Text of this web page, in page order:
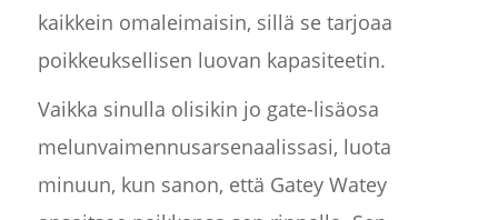
kaikkein omaleimaisin, sillä se tarjoaa
poikkeuksellisen luovan kapasiteetin.
Vaikka sinulla olisikin jo gate-lisäosa
melunvaimennusarsenaalissasi, luota
minuun, kun sanon, että Gatey Watey